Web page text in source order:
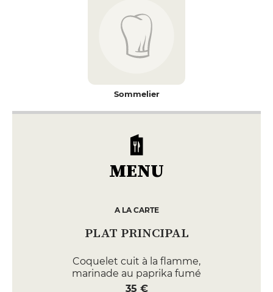
Sommelier
MENU
A LA CARTE
PLAT PRINCIPAL
Coquelet cuit à la flamme,
marinade au paprika fumé
35 €